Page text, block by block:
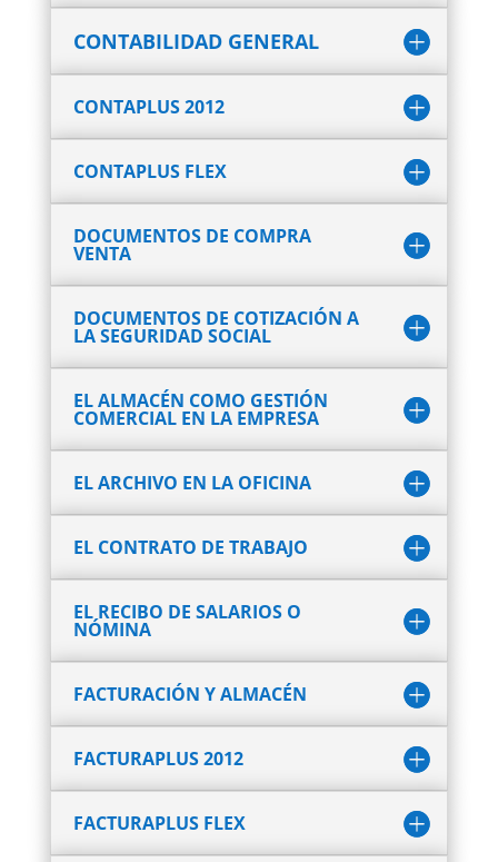
CONTABILIDAD GENERAL
CONTAPLUS 2012
CONTAPLUS FLEX
DOCUMENTOS DE COMPRA
VENTA
DOCUMENTOS DE COTIZACIÓN A
LA SEGURIDAD SOCIAL
EL ALMACÉN COMO GESTIÓN
COMERCIAL EN LA EMPRESA
EL ARCHIVO EN LA OFICINA
EL CONTRATO DE TRABAJO
EL RECIBO DE SALARIOS O
NÓMINA
FACTURACIÓN Y ALMACÉN
FACTURAPLUS 2012
FACTURAPLUS FLEX